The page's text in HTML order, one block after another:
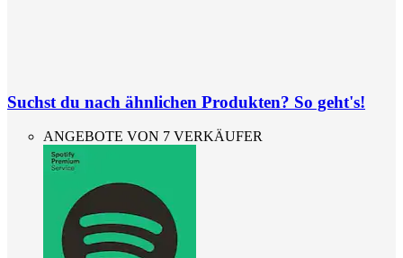
Suchst du nach ähnlichen Produkten? So geht's!
ANGEBOTE VON 7 VERKÄUFER